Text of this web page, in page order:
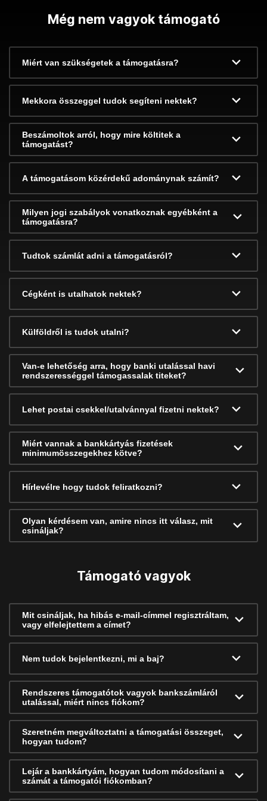
Még nem vagyok támogató
Miért van szükségetek a támogatásra?
Mekkora összeggel tudok segíteni nektek?
Beszámoltok arról, hogy mire költitek a
támogatást?
A támogatásom közérdekű adománynak számít?
Milyen jogi szabályok vonatkoznak egyébként a
támogatásra?
Tudtok számlát adni a támogatásról?
Cégként is utalhatok nektek?
Külföldről is tudok utalni?
Van-e lehetőség arra, hogy banki utalással havi
rendszerességgel támogassalak titeket?
Lehet postai csekkel/utalvánnyal fizetni nektek?
Miért vannak a bankkártyás fizetések
minimumösszegekhez kötve?
Hírlevélre hogy tudok feliratkozni?
Olyan kérdésem van, amire nincs itt válasz, mit
csináljak?
Támogató vagyok
Mit csináljak, ha hibás e-mail-címmel regisztráltam,
vagy elfelejtettem a címet?
Nem tudok bejelentkezni, mi a baj?
Rendszeres támogatótok vagyok bankszámláról
utalással, miért nincs fiókom?
Szeretném megváltoztatni a támogatási összeget,
hogyan tudom?
Lejár a bankkártyám, hogyan tudom módosítani a
számát a támogatói fiókomban?